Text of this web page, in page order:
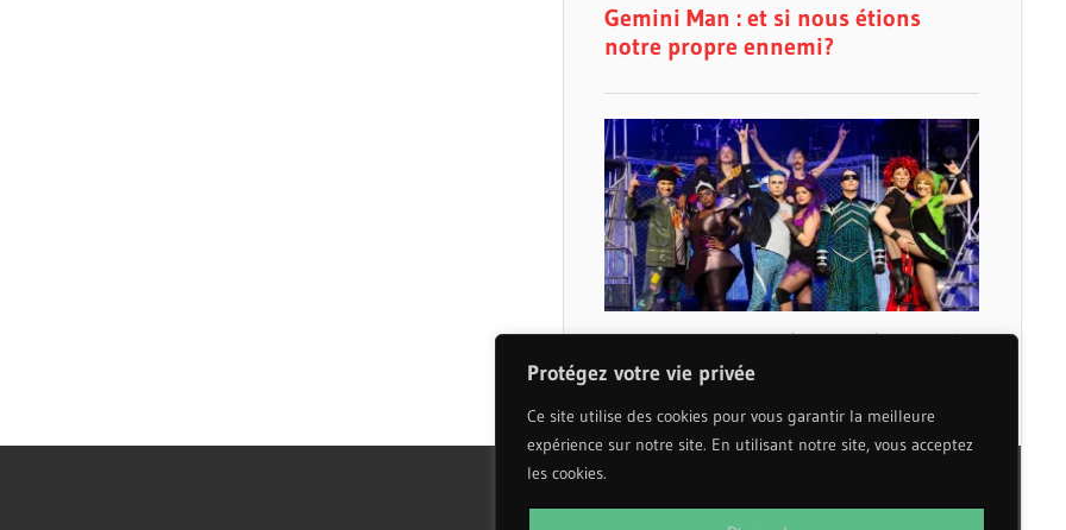
Protégez votre vie privée
Ce site utilise des cookies pour vous garantir la meilleure
expérience sur notre site. En utilisant notre site, vous acceptez
les cookies.